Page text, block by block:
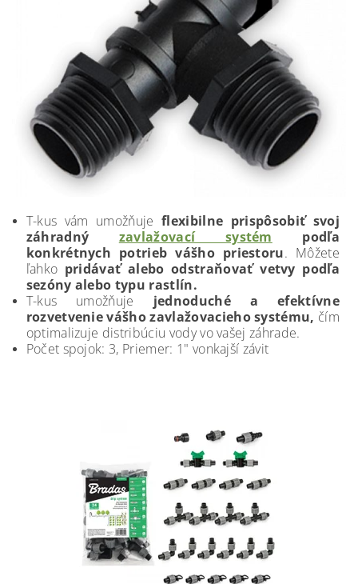
T-kus vám umožňuje flexibilne prispôsobiť svoj
záhradný zavlažovací systém podľa
konkrétnych potrieb vášho priestoru. Môžete
ľahko pridávať alebo odstraňovať vetvy podľa
sezóny alebo typu rastlín.
T-kus umožňuje jednoduché a efektívne
rozvetvenie vášho zavlažovacieho systému, čím
optimalizuje distribúciu vody vo vašej záhrade.
Počet spojok: 3, Priemer: 1" vonkajší závit